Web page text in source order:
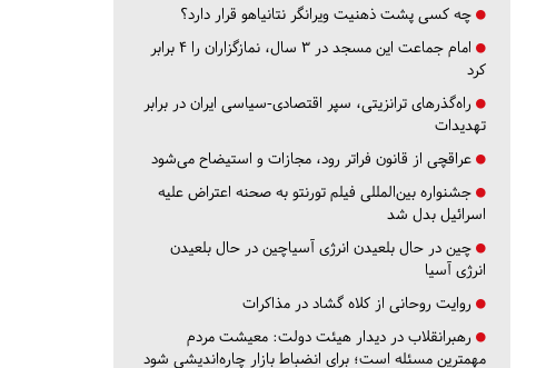
چه کسی پشت ذهنیت ویرانگر نتانیاهو قرار دارد؟
امام جماعت این مسجد در ۳ سال، نمازگزاران را ۴ برابر
کرد
راه‌گذرهای ترانزیتی، سپر اقتصادی-سیاسی ایران در برابر
تهدیدات
عراقچی از قانون فراتر رود، مجازات و استیضاح می‌شود
جشنواره بین‌المللی فیلم تورنتو به صحنه اعتراض علیه
اسرائیل بدل شد
چین در حال بلعیدن انرژی آسیاچین در حال بلعیدن
انرژی آسیا
روایت روحانی از کلاه گشاد در مذاکرات
رهبرانقلاب در دیدار هیئت دولت: معیشت مردم
مهمترین مسئله است؛ برای انضباط بازار چاره‌اندیشی شود